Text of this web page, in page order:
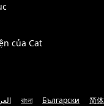
của Cat
বাংলা Български 简